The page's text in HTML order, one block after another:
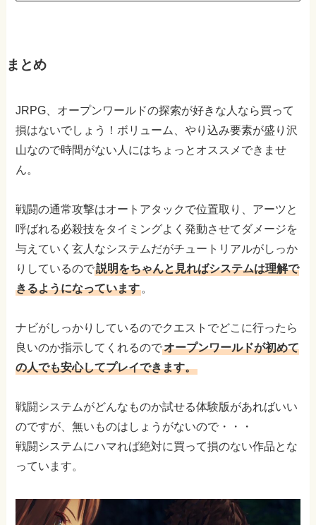
まとめ
JRPG、オープンワールドの探索が好きな人なら買って
損はないでしょう！ボリューム、やり込み要素が盛り沢
山なので時間がない人にはちょっとオススメできませ
ん。
戦闘の通常攻撃はオートアタックで位置取り、アーツと
呼ばれる必殺技をタイミングよく発動させてダメージを
与えていく玄人なシステムだがチュートリアルがしっか
りしているので説明をちゃんと見ればシステムは理解で
きるようになっています 。
ナビがしっかりしているのでクエストでどこに行ったら
良いのか指示してくれるのでオープンワールドが初めて
の人でも安心してプレイできます。
戦闘システムがどんなものか試せる体験版があればいい
のですが、無いものはしょうがないので・・・
戦闘システムにハマれば絶対に買って損のない作品とな
っています。